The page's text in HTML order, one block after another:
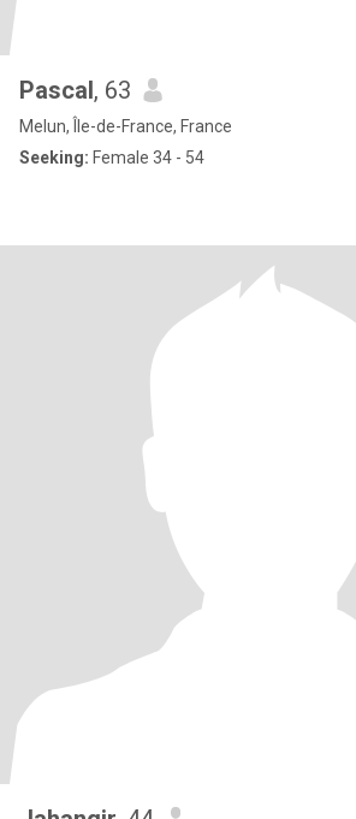
Pascal, 63
Melun, Île-de-France, France
Seeking: Female 34 - 54